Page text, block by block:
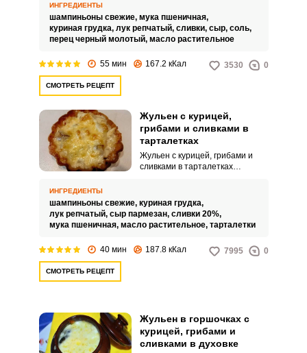
даже неопытная хозяйка.
ИНГРЕДИЕНТЫ
шампиньоны свежие, мука пшеничная,
куриная грудка, лук репчатый, сливки, сыр, соль,
перец черный молотый, масло растительное
55 мин 167.2 кКал 3530 0
СМОТРЕТЬ РЕЦЕПТ
Жульен с курицей,
грибами и сливками в
тарталетках
Жульен с курицей, грибами и
сливками в тарталетках
которого известен нам с
детства. Я предлагаю
приготовить прекрасную закуску
подачу блюда более
праздничной.
ИНГРЕДИЕНТЫ
шампиньоны свежие, куриная грудка,
лук репчатый, сыр пармезан, сливки 20%,
мука пшеничная, масло растительное, тарталетки
40 мин 187.8 кКал 7995 0
СМОТРЕТЬ РЕЦЕПТ
Жульен в горшочках с
курицей, грибами и
сливками в духовке